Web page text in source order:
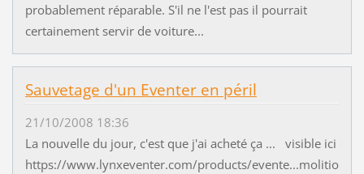
probablement réparable. S'il ne l'est pas il pourrait
certainement servir de voiture...
Sauvetage d'un Eventer en péril
21/10/2008 18:36
La nouvelle du jour, c'est que j'ai acheté ça ... visible ici
https://www.lynxeventer.com/products/evente...molitio